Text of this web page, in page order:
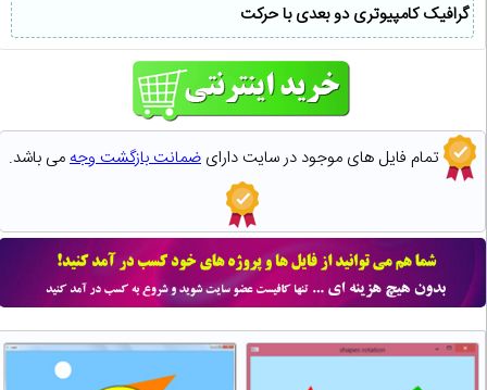
گرافیک کامپیوتری دو بعدی با حرکت
تمام فایل های موجود در سایت دارای ضمانت بازگشت وجهمی باشد.